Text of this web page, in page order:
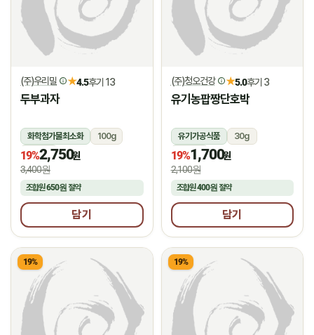
(주)우리밀 ★4.5후기 13
두부과자
화학첨가물최소화
100g
상온
19%2,750원
3,400원
조합원650원 절약
담기
(주)청오건강 ★5.0후기 3
유기농팝짱단호박
유기가공식품
30g
상온
19%1,700원
2,100원
조합원400원절약
담기
19% 19%